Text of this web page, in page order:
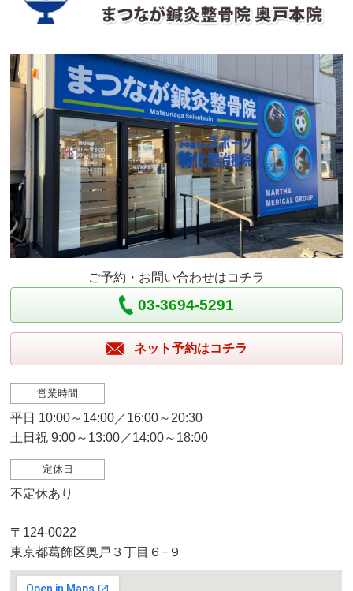
ご予約・お問い合わせはコチラ
03-3694-5291
ネット予約はコチラ
営業時間
平日 10:00～14:00／16:00～20:30
土日祝 9:00～13:00／14:00～18:00
定休日
不定休あり
〒124-0022
東京都葛飾区奥戸３丁目６−９